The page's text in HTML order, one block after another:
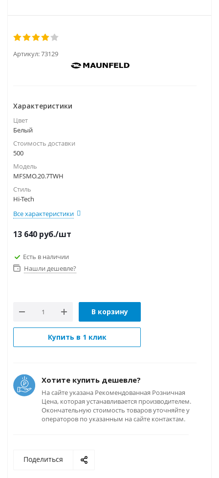
Артикул:73129
Характеристики
Цвет
Белый
Стоимость доставки
500
Модель
MFSMO.20.7TWH
Стиль
Hi-Tech
Все характеристики
13 640 руб./шт
Есть в наличии
Нашли дешевле?
В корзину
Купить в 1 клик
Хотите купить дешевле?
На сайте указана Рекомендованная Розничная
Цена, которая устанавливается производителем.
Окончательную стоимость товаров уточняйте у
операторов по указанным на сайте контактам.
Поделиться